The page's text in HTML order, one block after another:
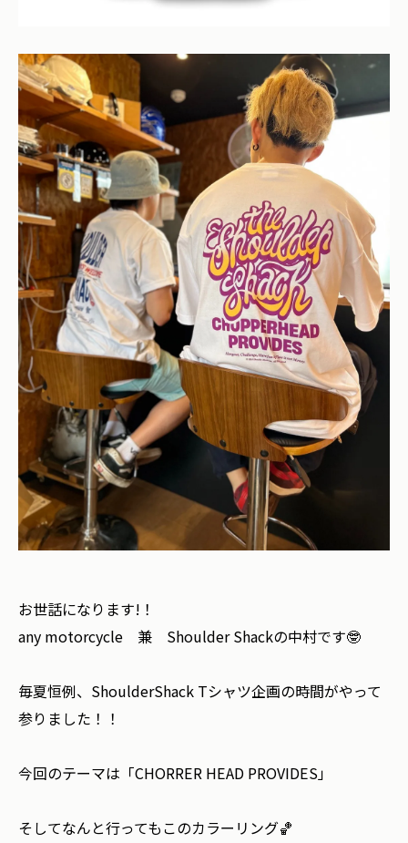
お世話になります!！
any motorcycle 兼 Shoulder Shackの中村です🤓
毎夏恒例、ShoulderShack Tシャツ企画の時間がやって
参りました！！
今回のテーマは「CHORRER HEAD PROVIDES」
そしてなんと行ってもこのカラーリング🏀